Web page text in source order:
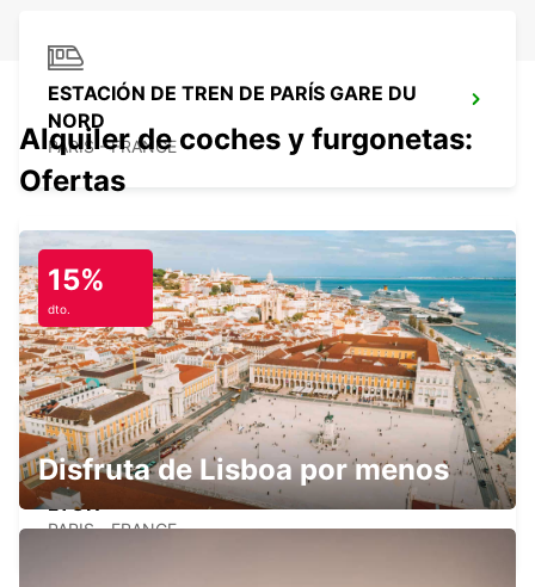
ESTACIÓN DE TREN DE PARÍS GARE DU
NORD
PARIS - FRANCE
PARÍS PLACE D'ITALIE
PARIS - FRANCE
ESTACIÓN DE TREN DE PARÍS GARE DE
LYON
PARIS - FRANCE
Alquiler de coches y furgonetas:
Ofertas
15%
dto.
Disfruta de Lisboa por menos